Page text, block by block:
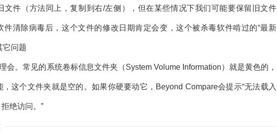
件（方法同上，复制到右/左侧），但在某些情况下我们可能要保留旧文件
清除病毒后，这个文件的修改日期肯定会变，这个被杀毒软件啃过的“最新
它问题
。常见的系统卷标信息文件夹（System Volume Information）就是黄色的，
这个文件夹就是空的。如果你硬要动它，Beyond Compare会提示“无法载入
绝访问。”